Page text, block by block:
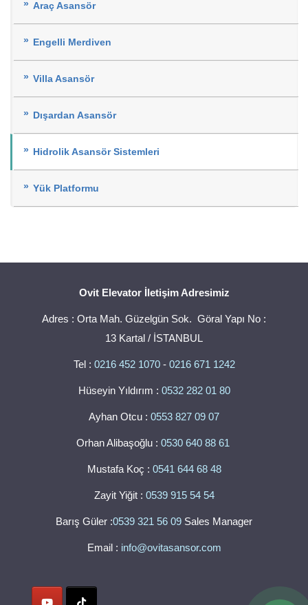
Araç Asansör
Engelli Merdiven
Villa Asansör
Dışardan Asansör
Hidrolik Asansör Sistemleri
Yük Platformu
Ovit Elevator İletişim Adresimiz
Adres : Orta Mah. Güzelgün Sok. Göral Yapı No :
13 Kartal / İSTANBUL
Tel : 0216 452 1070- 0216 671 1242
Hüseyin Yıldırım : 0532 282 01 80
Ayhan Otcu : 0553 827 09 07
Orhan Alibaşoğlu : 0530 640 88 61
Mustafa Koç : 0541 644 68 48
Zayit Yiğit : 0539 915 54 54
Barış Güler :0539 321 56 09 Sales Manager
Email : info@ovitasansor.com